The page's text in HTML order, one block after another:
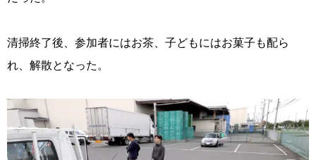
清掃終了後、参加者にはお茶、子どもにはお菓子も配ら
れ、解散となった。